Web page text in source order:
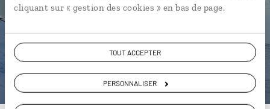
cliquant sur « gestion des cookies » en bas de page.
TOUT ACCEPTER
PERSONNALISER
DEMANDER UN DEVIS
ou